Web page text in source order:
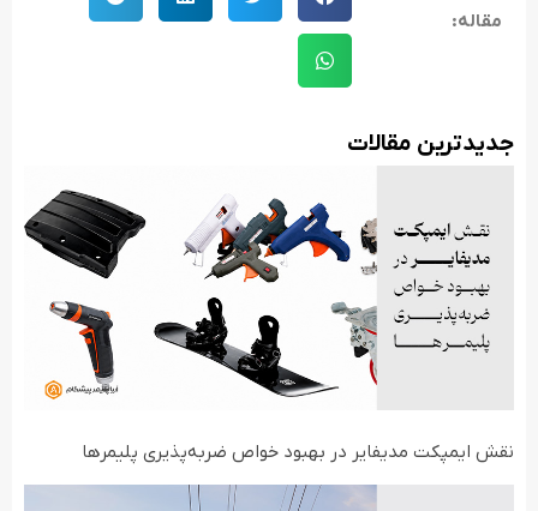
مقاله:
جدید‌ترین مقالات
نقش ایمپکت مدیفایر در بهبود خواص ضربه‌پذیری پلیمرها